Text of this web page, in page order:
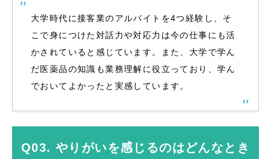
大学時代に接客業のアルバイトを4つ経験し、そ
こで身につけた対話力や対応力は今の仕事にも活
かされていると感じています。また、大学で学ん
だ医薬品の知識も業務理解に役立っており、学ん
でおいてよかったと実感しています。
Q03. やりがいを感じるのはどんなとき